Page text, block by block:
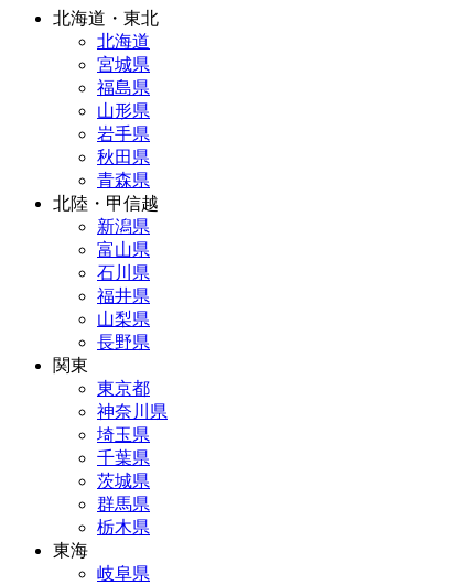
北海道・東北
北海道
宮城県
福島県
山形県
岩手県
秋田県
青森県
北陸・甲信越
新潟県
富山県
石川県
福井県
山梨県
長野県
関東
東京都
神奈川県
埼玉県
千葉県
茨城県
群馬県
栃木県
東海
岐阜県